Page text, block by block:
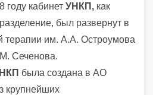
кабинет УНКП, как
был развернут в
терапии им. А.А. Остроумова
Сеченова.
была создана в АО
крупнейших